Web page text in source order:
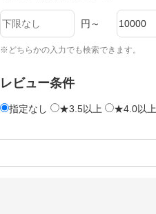
円～
※どちらかの入力でも検索できます。
レビュー条件
指定なし ★3.5以上 ★4.0以上